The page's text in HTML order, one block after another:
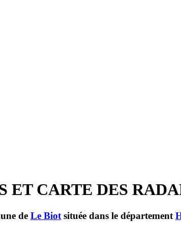
ET CARTE DES
de Le Biot située dans le département